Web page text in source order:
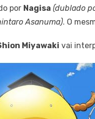
por Nagisa (dublado
Asanuma). O
Miyawaki vai